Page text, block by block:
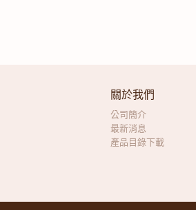
關於我們
公司簡介
最新消息
產品目錄下載